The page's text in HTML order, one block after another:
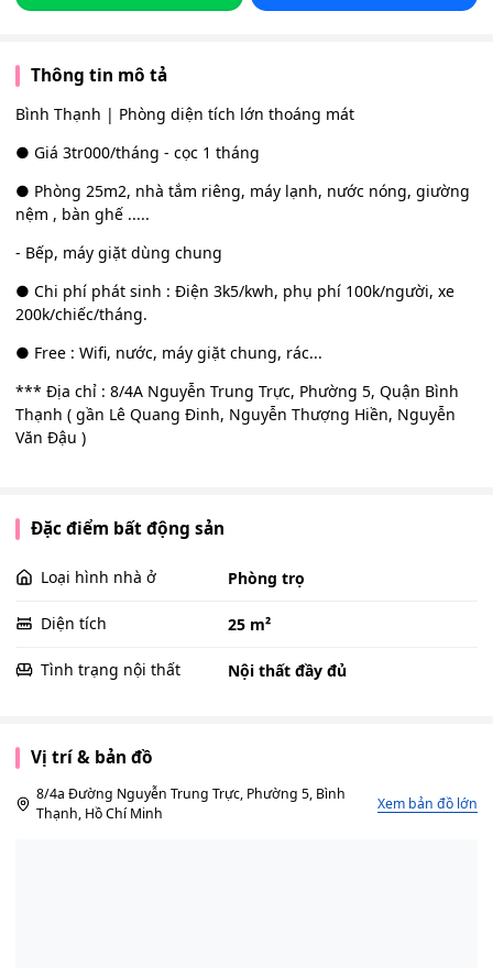
Thông tin mô tả
Bình Thạnh | Phòng diện tích lớn thoáng mát
● Giá 3tr000/tháng - cọc 1 tháng
● Phòng 25m2, nhà tắm riêng, máy lạnh, nước nóng, giường
nệm , bàn ghế .....
- Bếp, máy giặt dùng chung
● Chi phí phát sinh : Điện 3k5/kwh, phụ phí 100k/người, xe
200k/chiếc/tháng.
● Free : Wifi, nước, máy giặt chung, rác...
*** Địa chỉ : 8/4A Nguyễn Trung Trực, Phường 5, Quận Bình
Thạnh ( gần Lê Quang Đinh, Nguyễn Thượng Hiền, Nguyễn
Văn Đậu )
Đặc điểm bất động sản
Loại hình nhà ở Phòng trọ
Diện tích 25 m²
Tình trạng nội thất Nội thất đầy đủ
Vị trí & bản đồ
8/4a Đường Nguyễn Trung Trực, Phường 5, Bình
Thạnh, Hồ Chí Minh
Xem bản đồ lớn